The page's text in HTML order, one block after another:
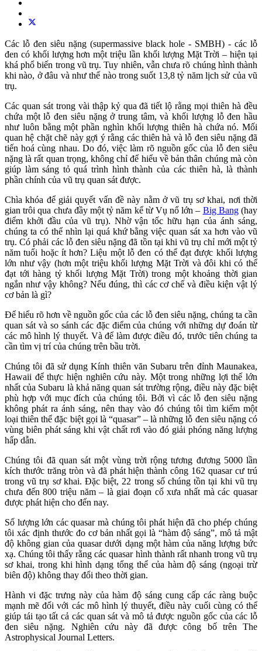
Các lỗ đen siêu nặng (supermassive black hole - SMBH) - các lỗ
đen có khối lượng hơn một triệu lần khối lượng Mặt Trời – hiện tại
khá phổ biến trong vũ trụ. Tuy nhiên, vẫn chưa rõ chúng hình thành
khi nào, ở đâu và như thế nào trong suốt 13,8 tỷ năm lịch sử của vũ
trụ.
Các quan sát trong vài thập kỷ qua đã tiết lộ rằng mọi thiên hà đều
chứa một lỗ đen siêu nặng ở trung tâm, và khối lượng lỗ đen hầu
như luôn bằng một phần nghìn khối lượng thiên hà chứa nó. Mối
quan hệ chặt chẽ này gợi ý rằng các thiên hà và lỗ đen siêu nặng đã
tiến hoá cùng nhau. Do đó, việc làm rõ nguồn gốc của lỗ đen siêu
nặng là rất quan trọng, không chỉ để hiểu về bản thân chúng mà còn
giúp làm sáng tỏ quá trình hình thành của các thiên hà, là thành
phần chính của vũ trụ quan sát được.
Chìa khóa để giải quyết vấn đề này nằm ở vũ trụ sơ khai, nơi thời
gian trôi qua chưa đầy một tỷ năm kể từ Vụ nổ lớn – Big Bang(hay
điểm khởi đầu của vũ trụ). Nhờ vận tốc hữu hạn của ánh sáng,
chúng ta có thể nhìn lại quá khứ bằng việc quan sát xa hơn vào vũ
trụ. Có phải các lỗ đen siêu nặng đã tồn tại khi vũ trụ chỉ mới một tỷ
năm tuổi hoặc ít hơn? Liệu một lỗ đen có thể đạt được khối lượng
lớn như vậy (hơn một triệu khối lượng Mặt Trời và đôi khi có thể
đạt tới hàng tỷ khối lượng Mặt Trời) trong một khoảng thời gian
ngắn như vậy không? Nếu đúng, thì các cơ chế và điều kiện vật lý
cơ bản là gì?
Để hiểu rõ hơn về nguồn gốc của các lỗ đen siêu nặng, chúng ta cần
quan sát và so sánh các đặc điểm của chúng với những dự đoán từ
các mô hình lý thuyết. Và để làm được điều đó, trước tiên chúng ta
cần tìm vị trí của chúng trên bầu trời.
Chúng tôi đã sử dụng Kính thiên văn Subaru trên đỉnh Maunakea,
Hawaii để thực hiện nghiên cứu này. Một trong những lợi thế lớn
nhất của Subaru là khả năng quan sát trường rộng, điều này đặc biệt
phù hợp với mục đích của chúng tôi. Bởi vì các lỗ đen siêu nặng
không phát ra ánh sáng, nên thay vào đó chúng tôi tìm kiếm một
loại thiên thể đặc biệt gọi là “quasar” – là những lỗ đen siêu nặng có
vùng biên phát sáng khi vật chất rơi vào đó giải phóng năng lượng
hấp dẫn.
Chúng tôi đã quan sát một vùng trời rộng tương đương 5000 lần
kích thước trăng tròn và đã phát hiện thành công 162 quasar cư trú
trong vũ trụ sơ khai. Đặc biệt, 22 trong số chúng tồn tại khi vũ trụ
chưa đến 800 triệu năm – là giai đoạn cổ xưa nhất mà các quasar
được phát hiện cho đến nay.
Số lượng lớn các quasar mà chúng tôi phát hiện đã cho phép chúng
tôi xác định thước đo cơ bản nhất gọi là “hàm độ sáng”, mô tả mật
độ không gian của quasar dưới dạng một hàm của năng lượng bức
xạ. Chúng tôi thấy rằng các quasar hình thành rất nhanh trong vũ trụ
sơ khai, trong khi hình dạng tổng thể của hàm độ sáng (ngoại trừ
biên độ) không thay đổi theo thời gian.
Hành vi đặc trưng này của hàm độ sáng cung cấp các ràng buộc
mạnh mẽ đối với các mô hình lý thuyết, điều này cuối cùng có thể
giúp tái tạo tất cả các quan sát và mô tả được nguồn gốc của các lỗ
đen siêu nặng. Nghiên cứu này đã được công bố trên The
Astrophysical Journal Letters.